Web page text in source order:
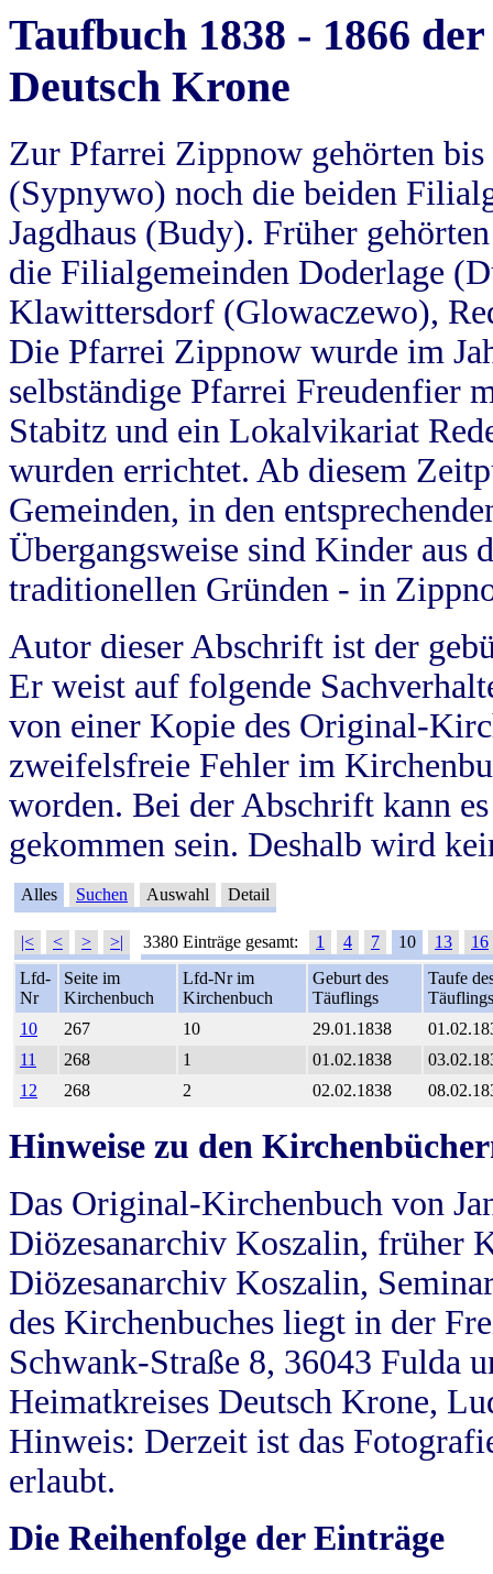
Taufbuch 1838 - 1866
Deutsch Krone
Zur Pfarrei Zippnow gehörten
(Sypnywo) noch die beiden
Jagdhaus (Budy). Früher
die Filialgemeinden Doderlage
Klawittersdorf (Glowaczewo),
Die Pfarrei Zippnow wurde im
selbständige Pfarrei Freudenfier
Stabitz und ein Lokalvikariat
wurden errichtet. Ab diesem
Gemeinden, in den
Übergangsweise sind Kinder aus
traditionellen Gründen - in
Autor dieser Abschrift ist der
Er weist auf folgende
von einer Kopie des Original-
zweifelsfreie Fehler im
worden. Bei der Abschrift kann
gekommen sein. Deshalb wird
Alles Suchen Auswahl Detail
|< < > >| 3380 Einträge gesamt: 1 4 7 10 13
16
Lfd-
Nr
Seite im
Kirchenbuch
Lfd-Nr im
Kirchenbuch
Geburt des
Täuflings
Taufe
Täuflings
10
267 10 29.01.1838
11
268 1 01.02.1838
12
268 2 02.02.1838
Hinweise zu den
Das Original-Kirchenbuch von
Diözesanarchiv Koszalin, früher
Diözesanarchiv Koszalin,
des Kirchenbuches liegt in der
Schwank-Straße 8, 36043 Fulda
Heimatkreises Deutsch Krone,
Hinweis: Derzeit ist das
erlaubt.
Die Reihenfolge der Einträge